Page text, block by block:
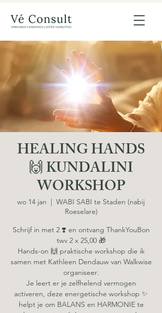
HEALING HANDS
🙌 KUNDALINI
WORKSHOP
wo 14 jan
  |
WABI SABI te Staden (nabij
Roeselare)
Schrijf in met 2 ❣️ en ontvang ThankYouBon
twv 2 x 25,00 🎁
Hands-on 🙌 praktische workshop die ik
samen met Kathleen Dendauw van Walkwise
organiseer.
Je leert er je zelfhelend vermogen
activeren, deze energetische workshop ✨
helpt je om BALANS en HARMONIE te